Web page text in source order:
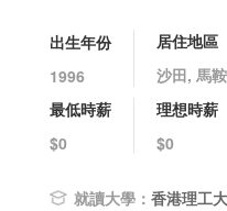
出生年份
1996
居住地區
沙田, 馬
最低時薪
$0
理想時薪
$0
就讀大學： 香港理工